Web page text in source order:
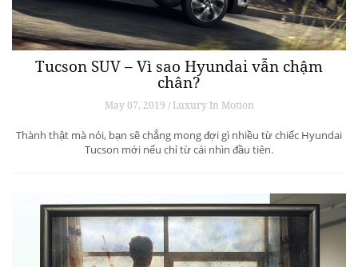
Tucson SUV – Vì sao Hyundai vẫn chậm
chân?
May 07, 2019 / Luxury In Motion
Thành thật mà nói, bạn sẽ chẳng mong đợi gì nhiều từ chiếc Hyundai
Tucson mới nếu chỉ từ cái nhìn đầu tiên.